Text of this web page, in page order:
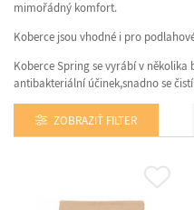
mimořádný komfort.
Koberce jsou vhodné i pro
Koberce Spring se vyrábí v
antibakteriální účinek,snadno se
ZOBRAZIŤ FILTER